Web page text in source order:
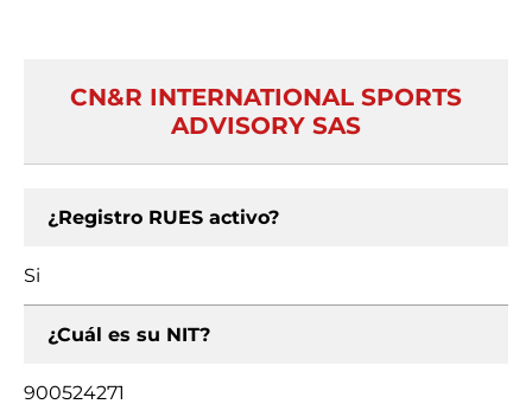
CN&R INTERNATIONAL SPORTS
ADVISORY SAS
¿Registro RUES activo?
Si
¿Cuál es su NIT?
900524271